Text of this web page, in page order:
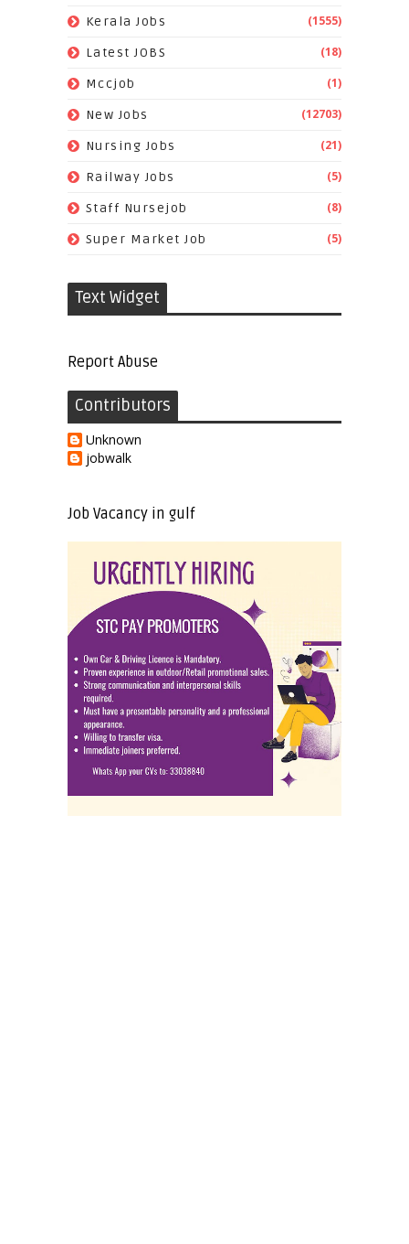
Kerala Jobs (1555)
Latest JOBS (18)
Mccjob (1)
New Jobs (12703)
Nursing Jobs (21)
Railway Jobs (5)
Staff Nursejob (8)
Super Market Job (5)
Text Widget
Report Abuse
Contributors
Unknown
jobwalk
Job Vacancy in gulf